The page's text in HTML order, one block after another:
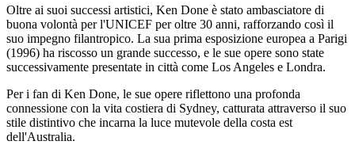
Oltre ai suoi successi artistici, Ken Done è stato ambasciatore di
buona volontà per l'UNICEF per oltre 30 anni, rafforzando così il
suo impegno filantropico. La sua prima esposizione europea a Parigi
(1996) ha riscosso un grande successo, e le sue opere sono state
successivamente presentate in città come Los Angeles e Londra.
Per i fan di Ken Done, le sue opere riflettono una profonda
connessione con la vita costiera di Sydney, catturata attraverso il suo
stile distintivo che incarna la luce mutevole della costa est
dell'Australia.